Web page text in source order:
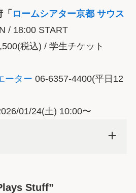
ロームシアター京都 サウス
/ 18:00 START
税込) / 学生チケット
ーター 06-6357-4400(平日12
01/24(土) 10:00〜
Stuff”